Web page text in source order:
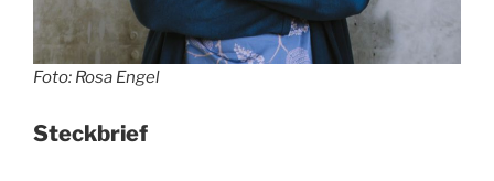
Foto: Rosa Engel
Steckbrief